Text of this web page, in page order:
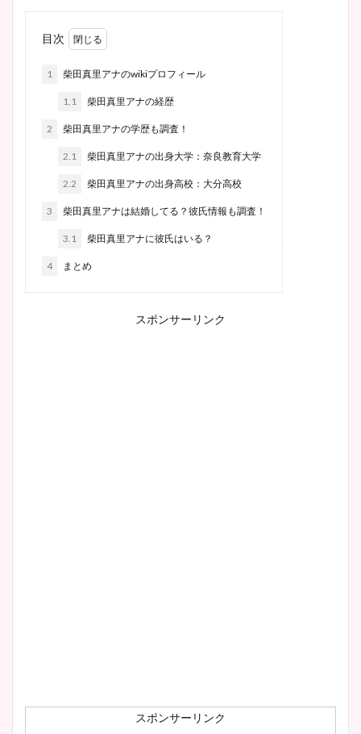
目次
1 柴田真里アナのwikiプロフィール
1.1 柴田真里アナの経歴
2 柴田真里アナの学歴も調査！
2.1 柴田真里アナの出身大学：奈良教育大学
2.2 柴田真里アナの出身高校：大分高校
3 柴田真里アナは結婚してる？彼氏情報も調査！
3.1 柴田真里アナに彼氏はいる？
4 まとめ
スポンサーリンク
スポンサーリンク